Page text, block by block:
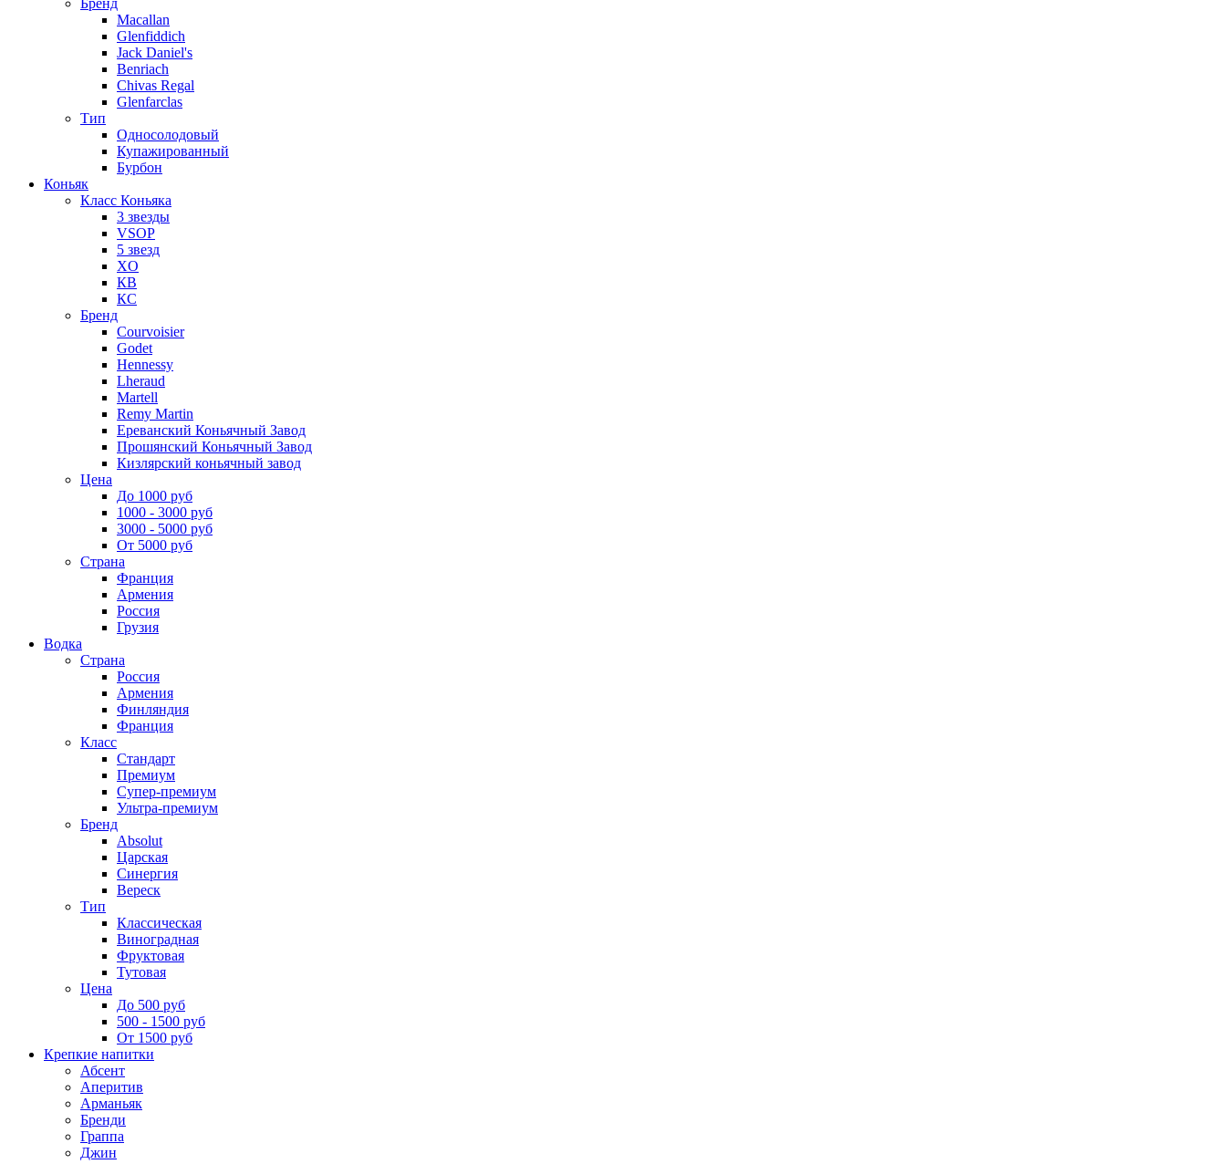
Macallan
Glenfiddich
Jack Daniel's
Benriach
Chivas Regal
Glenfarclas
Тип
Односолодовый
Купажированный
Бурбон
Коньяк
Класс Коньяка
3 звезды
VSOP
5 звезд
XO
КВ
КС
Бренд
Courvoisier
Godet
Hennessy
Lheraud
Martell
Remy Martin
Ереванский Коньячный Завод
Прошянский Коньячный Завод
Кизлярский коньячный завод
Цена
До 1000 руб
1000 - 3000 руб
3000 - 5000 руб
От 5000 руб
Страна
Франция
Армения
Россия
Грузия
Водка
Страна
Россия
Армения
Финляндия
Франция
Класс
Стандарт
Премиум
Супер-премиум
Ультра-премиум
Бренд
Absolut
Царская
Синергия
Вереск
Тип
Классическая
Виноградная
Фруктовая
Тутовая
Цена
До 500 руб
500 - 1500 руб
От 1500 руб
Крепкие напитки
Абсент
Аперитив
Арманьяк
Бренди
Граппа
Джин